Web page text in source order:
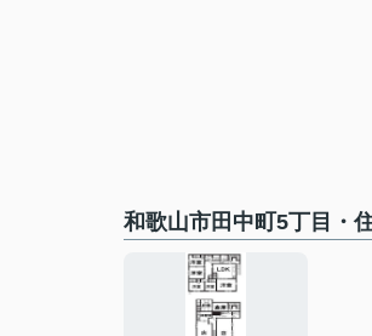
和歌山市田中町5丁目・